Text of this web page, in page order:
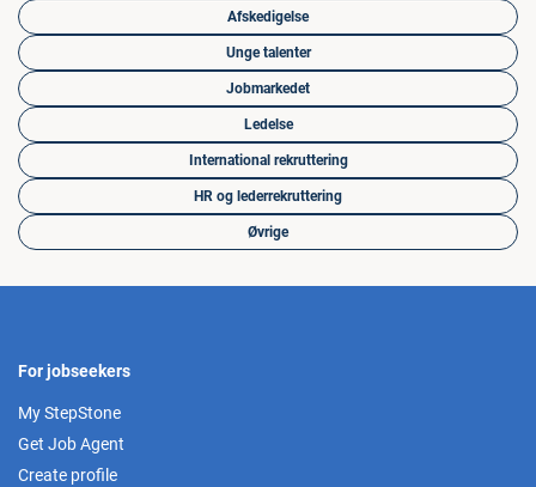
Afskedigelse
Unge talenter
Jobmarkedet
Ledelse
International rekruttering
HR og lederrekruttering
Øvrige
For jobseekers
My StepStone
Get Job Agent
Create profile